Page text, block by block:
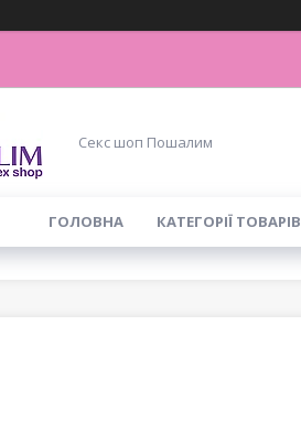
Секс шоп Пошалим
ГОЛОВНА КАТЕГОРІЇ ТОВАРІВ